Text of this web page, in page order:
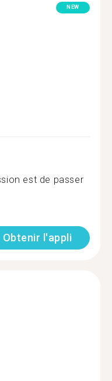
NEW
est de passer
Obtenir l'appli